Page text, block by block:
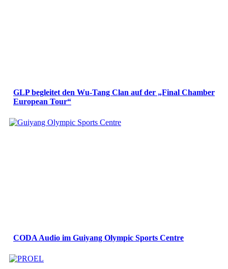
GLP begleitet den Wu-Tang Clan auf der „Final Chamber
European Tour“
CODA Audio im Guiyang Olympic Sports Centre